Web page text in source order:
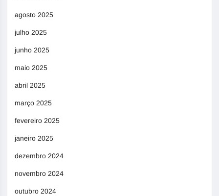
agosto 2025
julho 2025
junho 2025
maio 2025
abril 2025
março 2025
fevereiro 2025
janeiro 2025
dezembro 2024
novembro 2024
outubro 2024